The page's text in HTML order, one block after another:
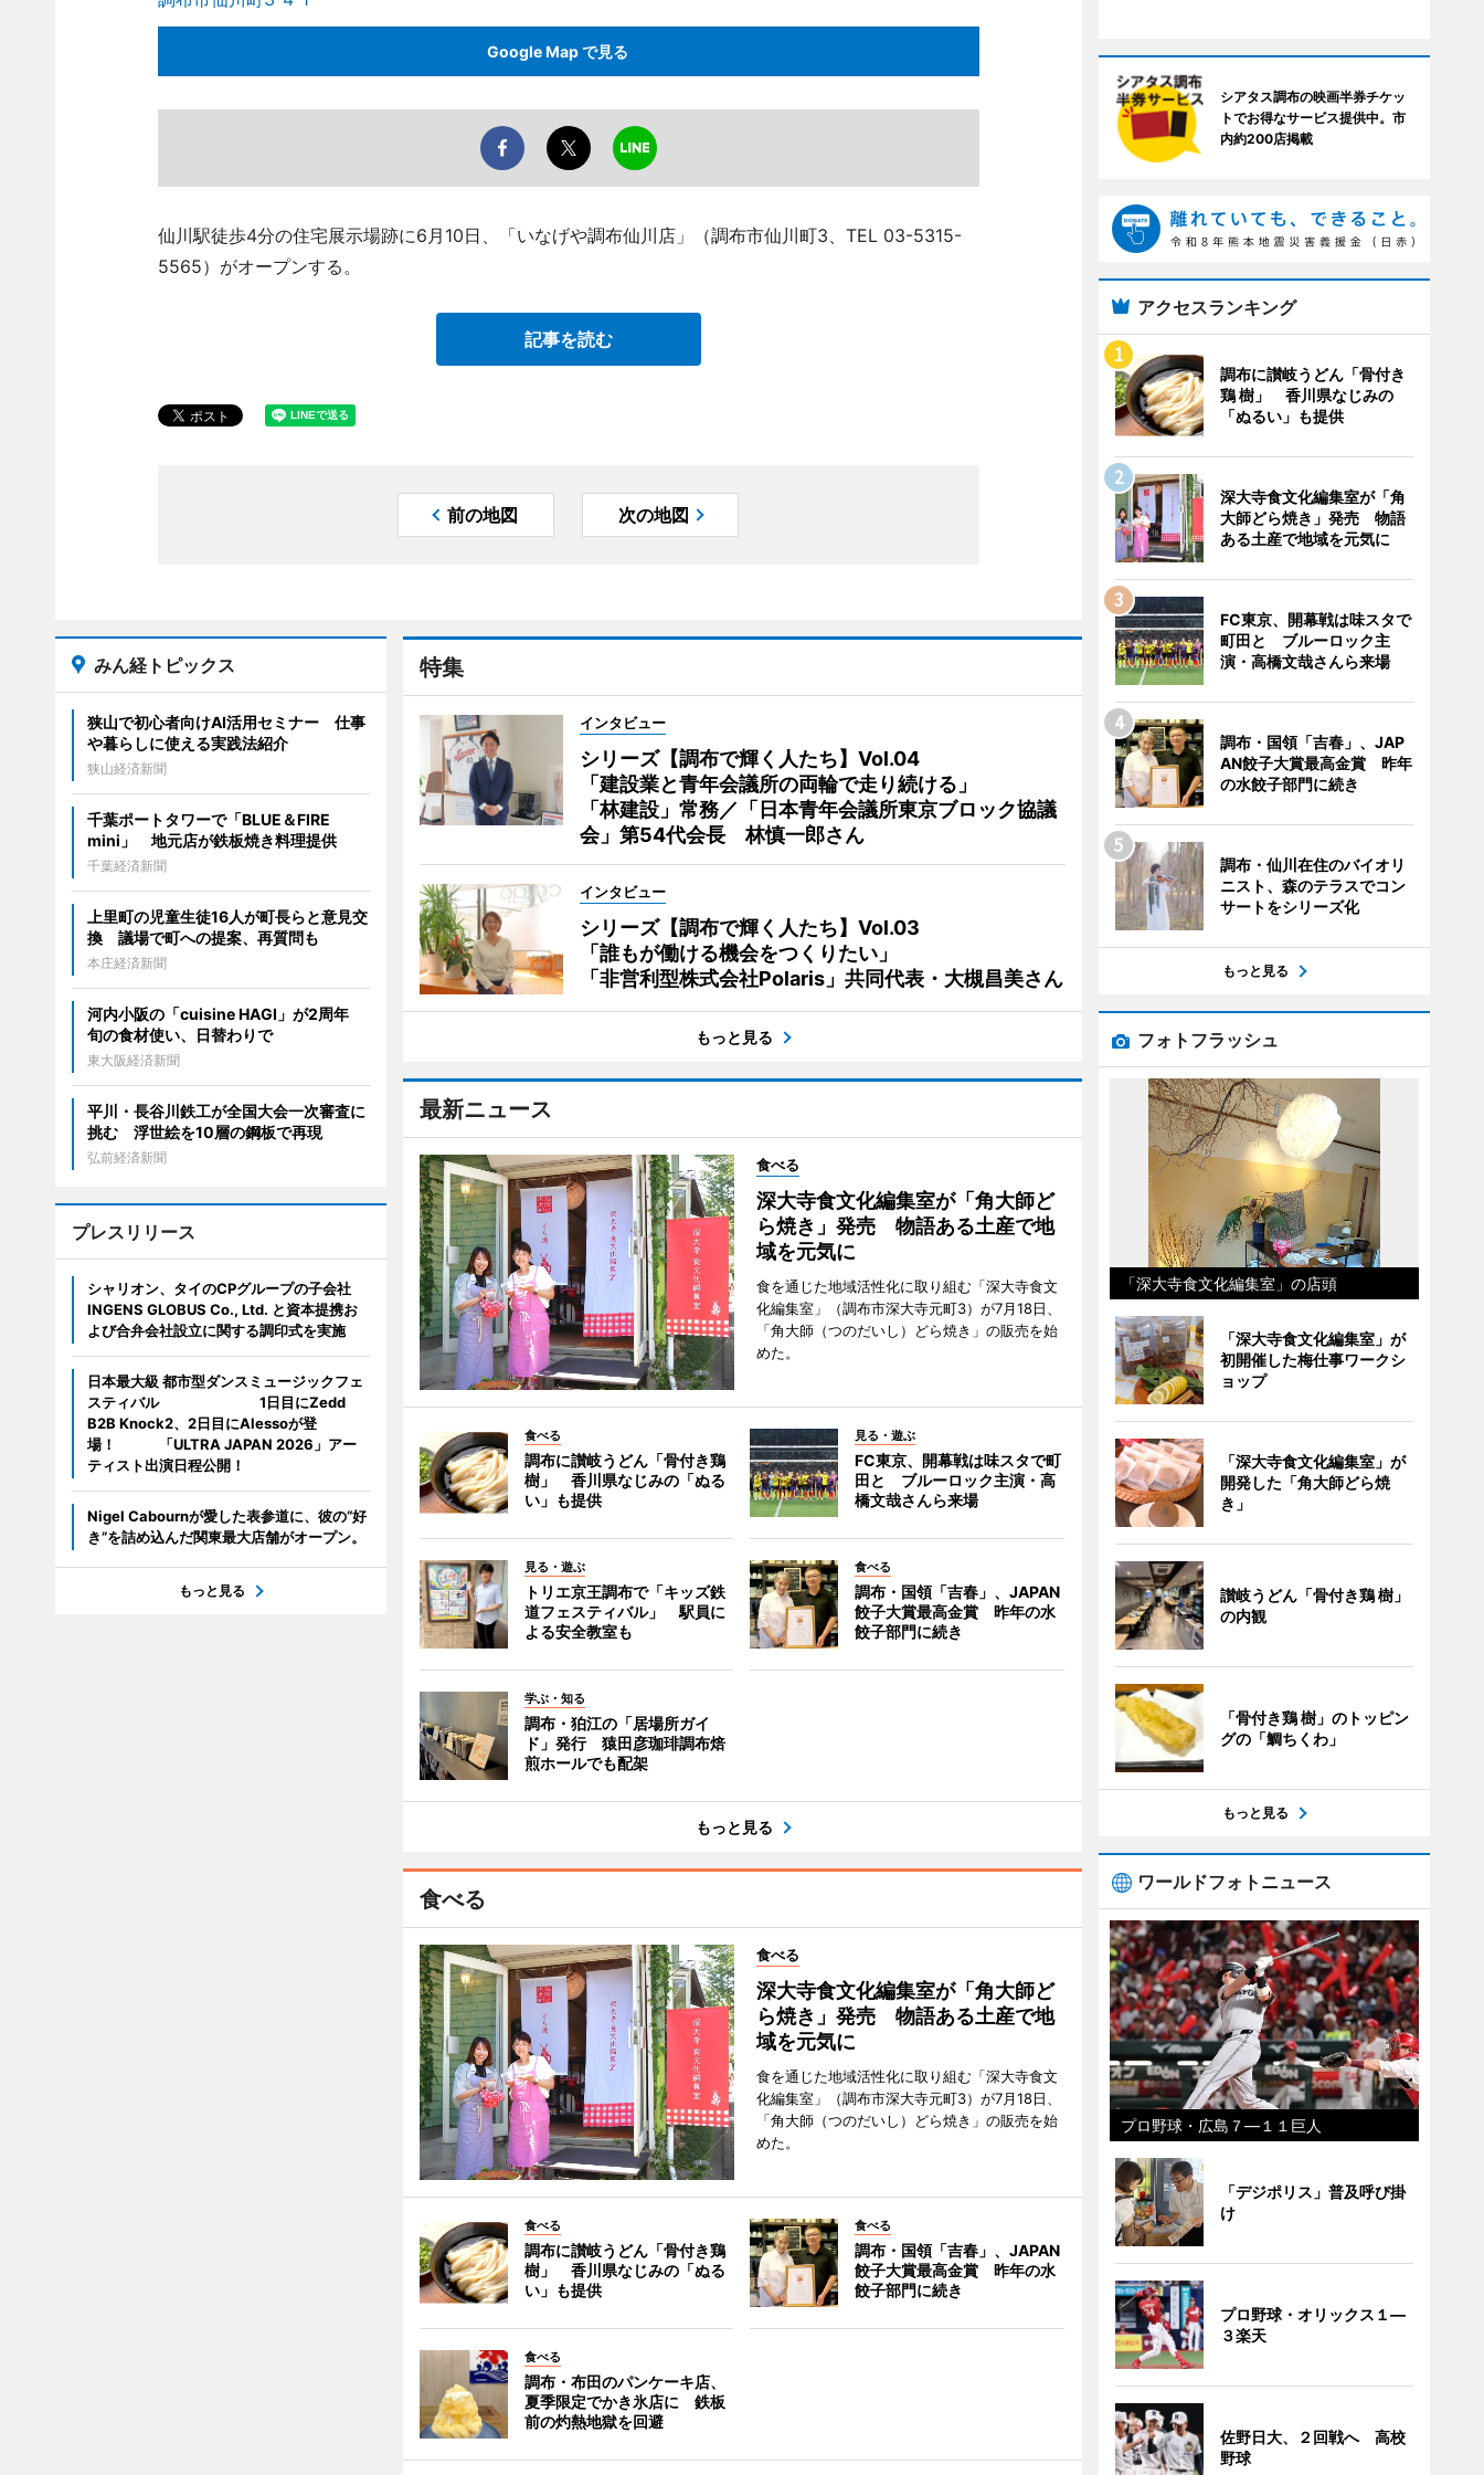
Google Map で見る
仙川駅徒歩4分の住宅展示場跡に6月10日、「いなげや調布仙川店」（調布市仙川町3、TEL 03-5315-
5565）がオープンする。
記事を読む
前の地図 次の地図
特集
インタビュー
シリーズ【調布で輝く人たち】Vol.04
「建設業と青年会議所の両輪で走り続ける」
「林建設」常務／「日本青年会議所東京ブロック協議
会」第54代会長 林慎一郎さん
インタビュー
シリーズ【調布で輝く人たち】Vol.03
「誰もが働ける機会をつくりたい」
「非営利型株式会社Polaris」共同代表・大槻昌美さん
もっと見る
最新ニュース
食べる
深大寺食文化編集室が「角大師ど
ら焼き」発売 物語ある土産で地
域を元気に
食を通じた地域活性化に取り組む「深大寺食文
化編集室」（調布市深大寺元町3）が7月18日、
「角大師（つのだいし）どら焼き」の販売を始
めた。
食べる
調布に讃岐うどん「骨付き鶏
樹」 香川県なじみの「ぬる
い」も提供
見る・遊ぶ
FC東京、開幕戦は味スタで町
田と ブルーロック主演・高
橋文哉さんら来場
見る・遊ぶ
トリエ京王調布で「キッズ鉄
道フェスティバル」 駅員に
よる安全教室も
食べる
調布・国領「吉春」、JAPAN
餃子大賞最高金賞 昨年の水
餃子部門に続き
学ぶ・知る
調布・狛江の「居場所ガイ
ド」発行 猿田彦珈琲調布焙
煎ホールでも配架
もっと見る
食べる
食べる
深大寺食文化編集室が「角大師ど
ら焼き」発売 物語ある土産で地
域を元気に
食を通じた地域活性化に取り組む「深大寺食文
化編集室」（調布市深大寺元町3）が7月18日、
「角大師（つのだいし）どら焼き」の販売を始
めた。
食べる
調布に讃岐うどん「骨付き鶏
樹」 香川県なじみの「ぬる
い」も提供
食べる
調布・国領「吉春」、JAPAN
餃子大賞最高金賞 昨年の水
餃子部門に続き
食べる
調布・布田のパンケーキ店、
夏季限定でかき氷店に 鉄板
前の灼熱地獄を回避
みん経トピックス
狭山で初心者向けAI活用セミナー 仕事
や暮らしに使える実践法紹介
狭山経済新聞
千葉ポートタワーで「BLUE＆FIRE
mini」 地元店が鉄板焼き料理提供
千葉経済新聞
上里町の児童生徒16人が町長らと意見交
換 議場で町への提案、再質問も
本庄経済新聞
河内小阪の「cuisine HAGI」が2周年
旬の食材使い、日替わりで
東大阪経済新聞
平川・長谷川鉄工が全国大会一次審査に
挑む 浮世絵を10層の鋼板で再現
弘前経済新聞
プレスリリース
シャリオン、タイのCPグループの子会社
INGENS GLOBUS Co., Ltd. と資本提携お
よび合弁会社設立に関する調印式を実施
日本最大級 都市型ダンスミュージックフェ
スティバル 1日目にZedd
B2B Knock2、2日目にAlessoが登
場！ 「ULTRA JAPAN 2026」アー
ティスト出演日程公開！
Nigel Cabournが愛した表参道に、彼の“好
き”を詰め込んだ関東最大店舗がオープン。
もっと見る
シアタス調布の映画半券チケッ
トでお得なサービス提供中。市
内約200店掲載
アクセスランキング
調布に讃岐うどん「骨付き
鶏 樹」 香川県なじみの
「ぬるい」も提供
深大寺食文化編集室が「角
大師どら焼き」発売 物語
ある土産で地域を元気に
FC東京、開幕戦は味スタで
町田と ブルーロック主
演・高橋文哉さんら来場
調布・国領「吉春」、JAP
AN餃子大賞最高金賞 昨年
の水餃子部門に続き
調布・仙川在住のバイオリ
ニスト、森のテラスでコン
サートをシリーズ化
もっと見る
フォトフラッシュ
「深大寺食文化編集室」の店頭
「深大寺食文化編集室」が
初開催した梅仕事ワークシ
ョップ
「深大寺食文化編集室」が
開発した「角大師どら焼
き」
讃岐うどん「骨付き鶏 樹」
の内観
「骨付き鶏 樹」のトッピン
グの「鯛ちくわ」
もっと見る
ワールドフォトニュース
プロ野球・広島７―１１巨人
「デジポリス」普及呼び掛
け
プロ野球・オリックス１―
３楽天
佐野日大、２回戦へ 高校
野球